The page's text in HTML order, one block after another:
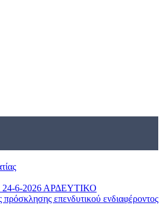
6-2026 ΑΡΔΕΥΤΙΚΟ
επενδυτικού ενδιαφέροντος